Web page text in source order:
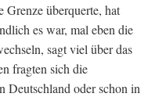
überquerte, hat
es war, mal eben die
sagt viel über das
fragten sich die
Deutschland oder schon in